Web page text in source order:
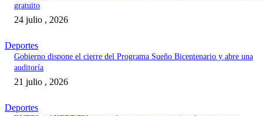
gratuito
24 julio , 2026
Deportes
Gobierno dispone el cierre del Programa Sueño Bicentenario y abre una
auditoría
21 julio , 2026
Deportes